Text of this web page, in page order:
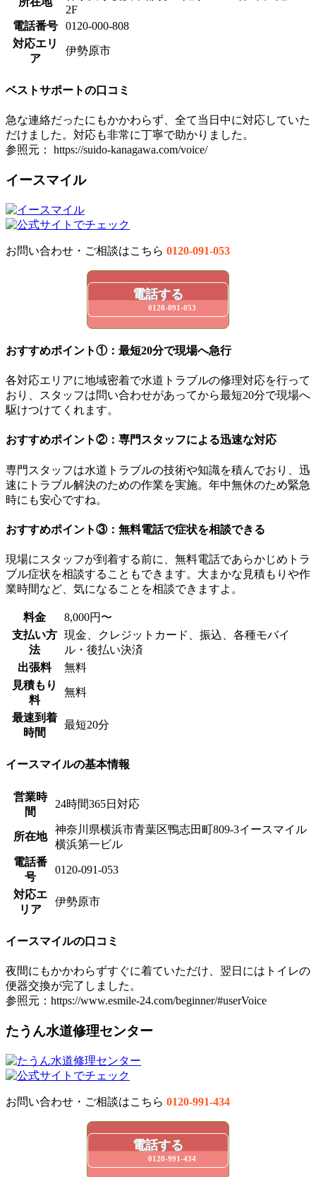
2F
電話番号
0120-000-808
対応エリ
ア
伊勢原市
ベストサポートの口コミ
急な連絡だったにもかかわらず、全て当日中に対応していた
だけました。対応も非常に丁寧で助かりました。
参照元： https://suido-kanagawa.com/voice/
イースマイル
お問い合わせ・ご相談はこちら 0120-091-053
電話する
0120-091-053
おすすめポイント①：最短20分で現場へ急行
各対応エリアに地域密着で水道トラブルの修理対応を行って
おり、スタッフは問い合わせがあってから最短20分で現場へ
駆けつけてくれます。
おすすめポイント②：専門スタッフによる迅速な対応
専門スタッフは水道トラブルの技術や知識を積んでおり、迅
速にトラブル解決のための作業を実施。年中無休のため緊急
時にも安心ですね。
おすすめポイント③：無料電話で症状を相談できる
現場にスタッフが到着する前に、無料電話であらかじめトラ
ブル症状を相談することもできます。大まかな見積もりや作
業時間など、気になることを相談できますよ。
料金
8,000円〜
支払い方
法
現金、クレジットカード、振込、各種モバイ
ル・後払い決済
出張料
無料
見積もり
料
無料
最速到着
時間
最短20分
イースマイルの基本情報
営業時
間
24時間365日対応
所在地
神奈川県横浜市青葉区鴨志田町809-3イースマイル
横浜第一ビル
電話番
号
0120-091-053
対応エ
リア
伊勢原市
イースマイルの口コミ
夜間にもかかわらずすぐに着ていただけ、翌日にはトイレの
便器交換が完了しました。
参照元：https://www.esmile-24.com/beginner/#userVoice
たうん水道修理センター
お問い合わせ・ご相談はこちら 0120-991-434
電話する
0120-991-434